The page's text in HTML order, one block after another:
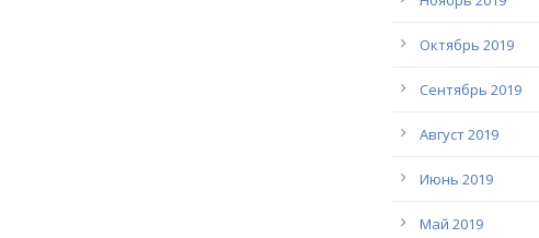
Октябрь 2019
Сентябрь 2019
Август 2019
Июнь 2019
Май 2019